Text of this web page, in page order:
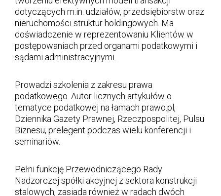
dotyczących m.in. udziałów, przedsiębiorstw oraz
nieruchomości struktur holdingowych. Ma
doświadczenie w reprezentowaniu Klientów w
postępowaniach przed organami podatkowymi i
sądami administracyjnymi.
Prowadzi szkolenia z zakresu prawa
podatkowego. Autor licznych artykułów o
tematyce podatkowej na łamach prawo.pl,
Dziennika Gazety Prawnej, Rzeczpospolitej, Pulsu
Biznesu, prelegent podczas wielu konferencji i
seminariów.
Pełni funkcję Przewodniczącego Rady
Nadzorczej spółki akcyjnej z sektora konstrukcji
stalowych, zasiada również w radach dwóch